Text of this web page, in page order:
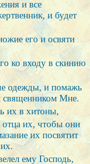
и все
и будет
его и освяти
ко входу в скинию
одежды, и помажь
священником Мне.
их в хитоны,
их, чтобы они
их посвятит
ему Господь,